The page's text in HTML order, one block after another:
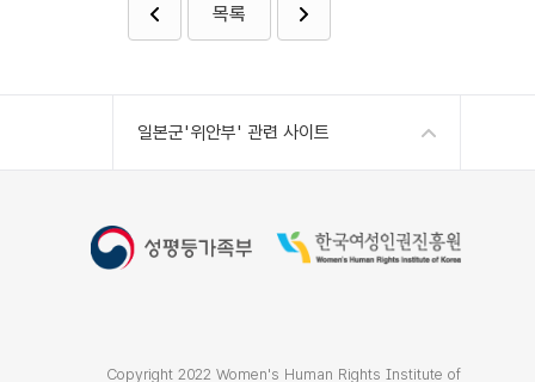
목록
일본군'위안부' 관련 사이트
Copyright 2022 Women's Human Rights Institute of